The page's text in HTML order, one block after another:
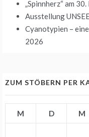
„Spinnherz“ am
Ausstellung
Cyanotypien –
2026
ZUM STÖBERN PER
M D M